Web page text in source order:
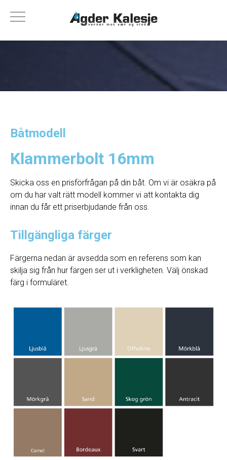
Båtmodell
Klammerbolt 16mm
Skicka oss en prisförfrågan på din båt. Om vi ​​är osäkra på
om du har valt rätt modell kommer vi att kontakta dig
innan du får ett priserbjudande från oss.
Tillgängliga färger
Färgerna nedan är avsedda som en referens som kan
skilja sig från hur färgen ser ut i verkligheten. Välj önskad
färg i formuläret.